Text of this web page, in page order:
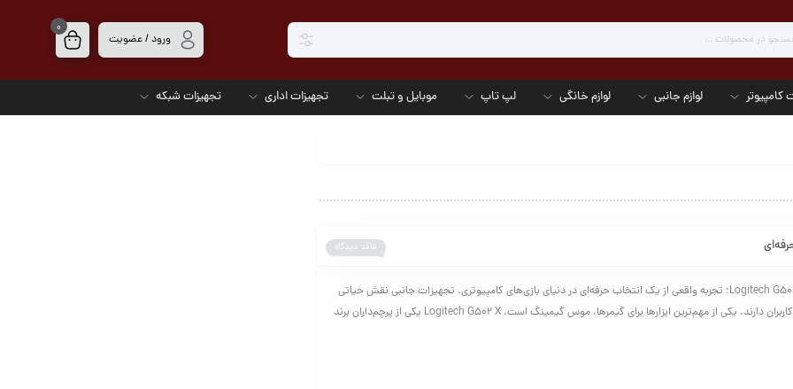
ورود / عضویت
0
کامپیوتر لوازم جانبی لوازم خانگی لپ تاپ موبایل و تبلت تجهیزات اداری تجهیزات شبکه
فاقد دیدگاه
موس گیمینگ Logitech G502 X؛ تجربه واقعی از یک انتخاب حرفه‌ای در دنیای بازی‌های کامپیوتری، تجهیزات جانبی نقش حیاتی
در کیفیت تجربه‌ی کاربران دارند. یکی از مهم‌ترین ابزارها برای گیمرها، موس گیمینگ است. Logitech G502 X یکی از پرچم‌داران برند